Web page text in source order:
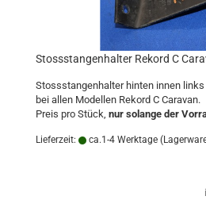
Stossstangenhalter Rekord C
Stossstangenhalter hinten innen
bei allen Modellen Rekord C Caravan.
Preis pro Stück, nur solange der
Lieferzeit: ca.1-4 Werktage